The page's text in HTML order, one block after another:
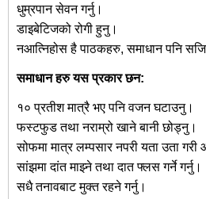
धुम्रपान सेवन गर्नु।
डाइबेटिजको रोगी हुनु।
नआत्निहोस है पाठकहरु, समाधान पनि
समाधान हरु यस प्रकार छन:
१० प्रतीश मात्रै भए पनि वजन घटाउनु।
फस्टफुड तथा नराम्रो खाने बानी छोड्नु।
सोफमा मात्र लम्पसार नपरी यता उता
सांझमा दांत माझ्ने तथा दात फ्लस गर्ने गर्नु।
सधै तनावबाट मुक्त रहने गर्नु।